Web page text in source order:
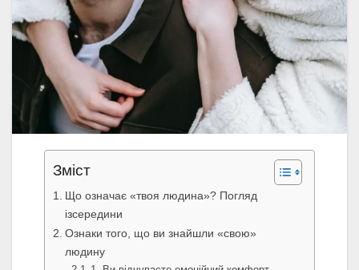
Зміст
Що означає «твоя людина»? Погляд
ізсередини
Ознаки того, що ви знайшли «свою»
людину